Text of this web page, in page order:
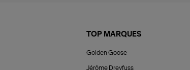
TOP MARQUES
Golden Goose
Jérôme Dreyfuss